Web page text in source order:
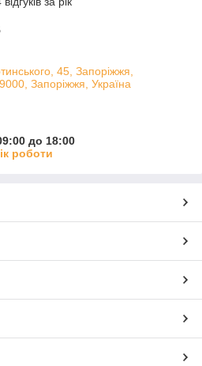
45, Запоріжжя,
Запоріжжя, Україна
до 18:00
роботи